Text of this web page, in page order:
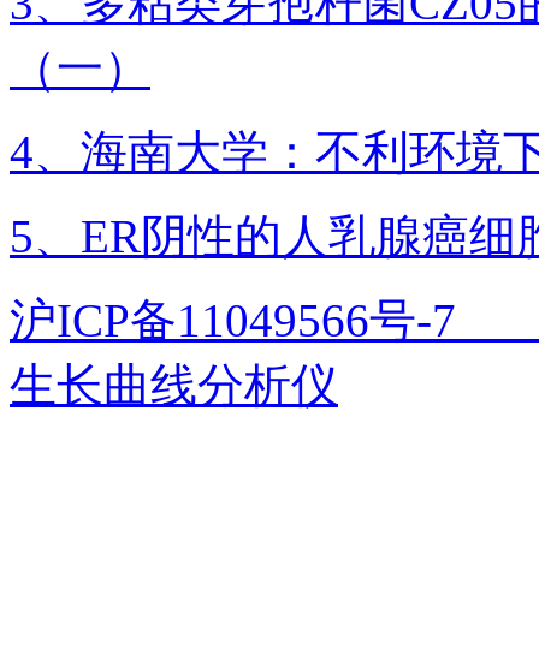
（一）
4、海南大学：不利环境
5、ER阴性的人乳腺癌
沪ICP备11049566号
生长曲线分析仪